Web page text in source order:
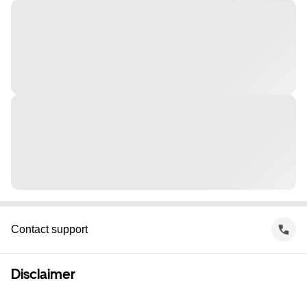
Contact support
Disclaimer